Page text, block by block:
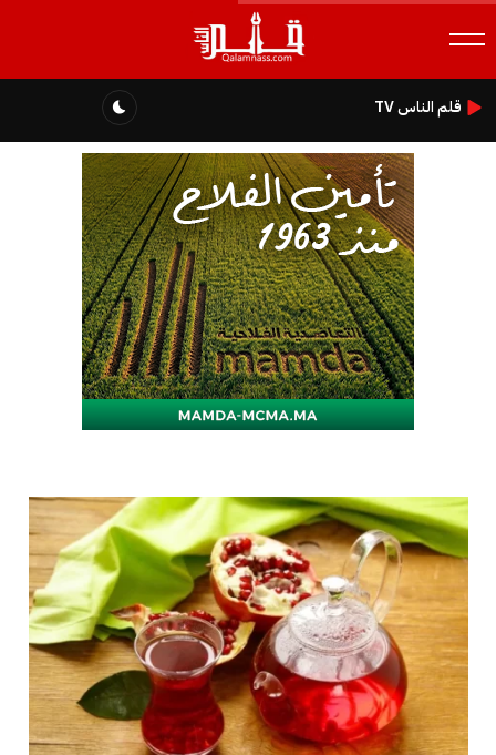
قلم الناس TV